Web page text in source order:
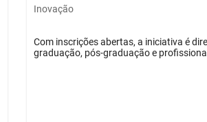
Inovação
Com inscrições abertas, a iniciativa é
graduação, pós-graduação e